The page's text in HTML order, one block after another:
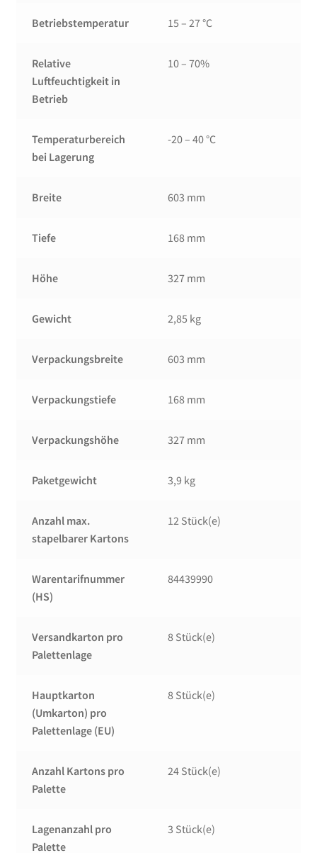
Betriebstemperatur 15 – 27 °C
Relative
Luftfeuchtigkeit in
Betrieb
10 – 70%
Temperaturbereich
bei Lagerung
-20 – 40 °C
Breite 603 mm
Tiefe 168 mm
Höhe 327 mm
Gewicht 2,85 kg
Verpackungsbreite 603 mm
Verpackungstiefe 168 mm
Verpackungshöhe 327 mm
Paketgewicht 3,9 kg
Anzahl max.
stapelbarer Kartons
12 Stück(e)
Warentarifnummer
(HS)
84439990
Versandkarton pro
Palettenlage
8 Stück(e)
Hauptkarton
(Umkarton) pro
Palettenlage (EU)
8 Stück(e)
Anzahl Kartons pro
Palette
24 Stück(e)
Lagenanzahl pro
Palette
3 Stück(e)